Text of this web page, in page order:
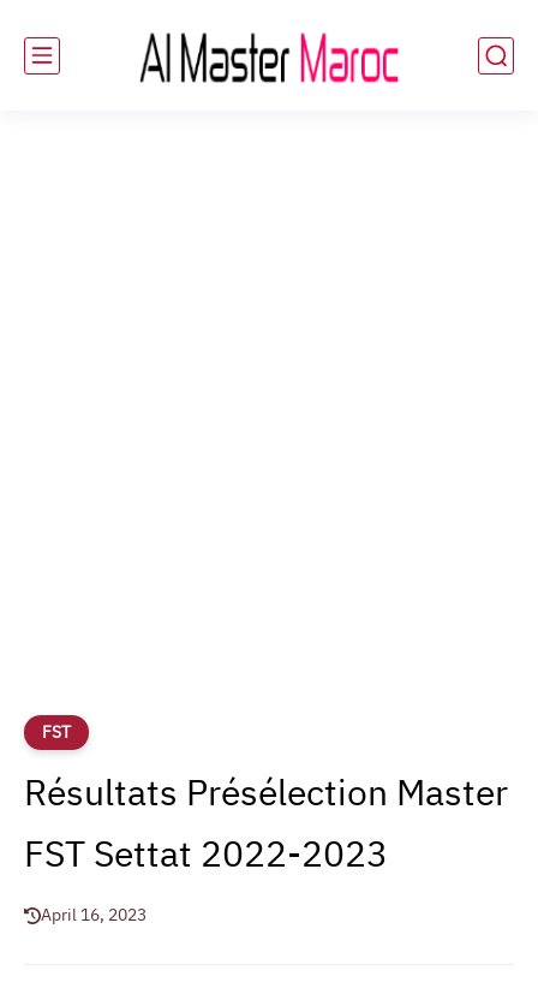
FST
Résultats Présélection Master
FST Settat 2022-2023
April 16, 2023